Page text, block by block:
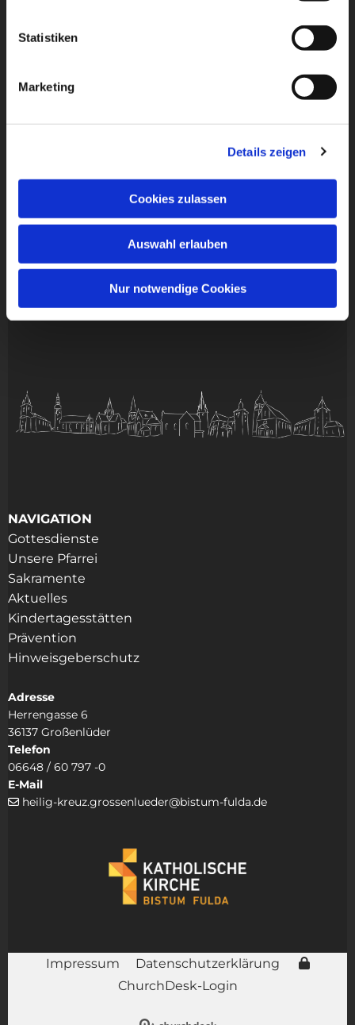
Statistiken
Marketing
Details zeigen
Cookies zulassen
Auswahl erlauben
Nur notwendige Cookies
NAVIGATION
Gottesdienste
Unsere Pfarrei
Sakramente
Aktuelles
Kindertagesstätten
Prävention
Hinweisgeberschutz
Adresse
Herrengasse 6
36137 Großenlüder
Telefon
06648 / 60 797 -0
E-Mail
 heilig-kreuz.grossenlueder@bistum-fulda.de
Impressum
Datenschutzerklärung
ChurchDesk-Login